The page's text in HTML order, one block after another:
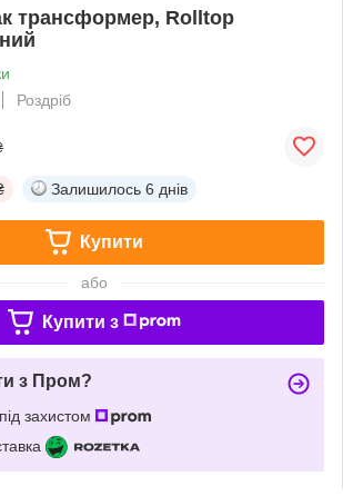
трансформер, Rolltop
Роздріб
Залишилось 6 днів
Купити
або
Купити з
з Пром?
захистом